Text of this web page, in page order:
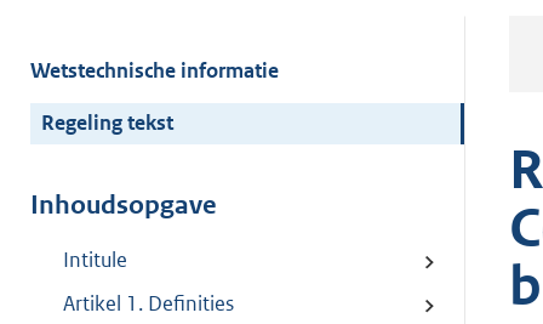
Wetstechnische informatie
Regeling tekst
Inhoudsopgave
Intitule
Artikel 1. Definities